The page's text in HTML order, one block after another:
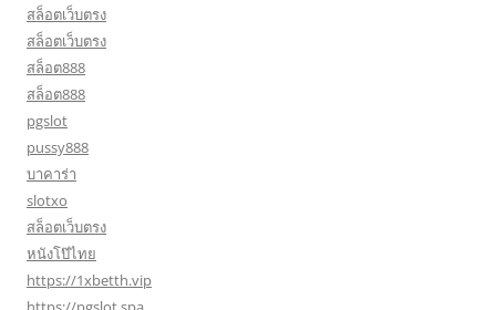
สล็อตเว็บตรง
สล็อตเว็บตรง
สล็อต888
สล็อต888
pgslot
pussy888
บาคาร่า
slotxo
สล็อตเว็บตรง
หนังโป๊ไทย
https://1xbetth.vip